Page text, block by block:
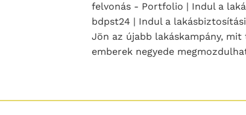
felvonás - Portfolio | Indul a
bdpst24 | Indul a
Jön az újabb lakáskampány,
emberek negyede